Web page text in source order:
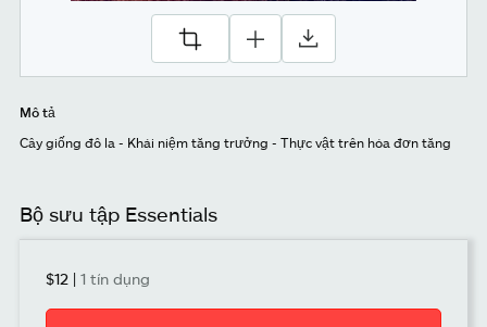
Mô tả
Cây giống đô la - Khái niệm tăng trưởng - Thực vật trên hóa đơn tăng
Bộ sưu tập Essentials
$12 | 1 tín dụng